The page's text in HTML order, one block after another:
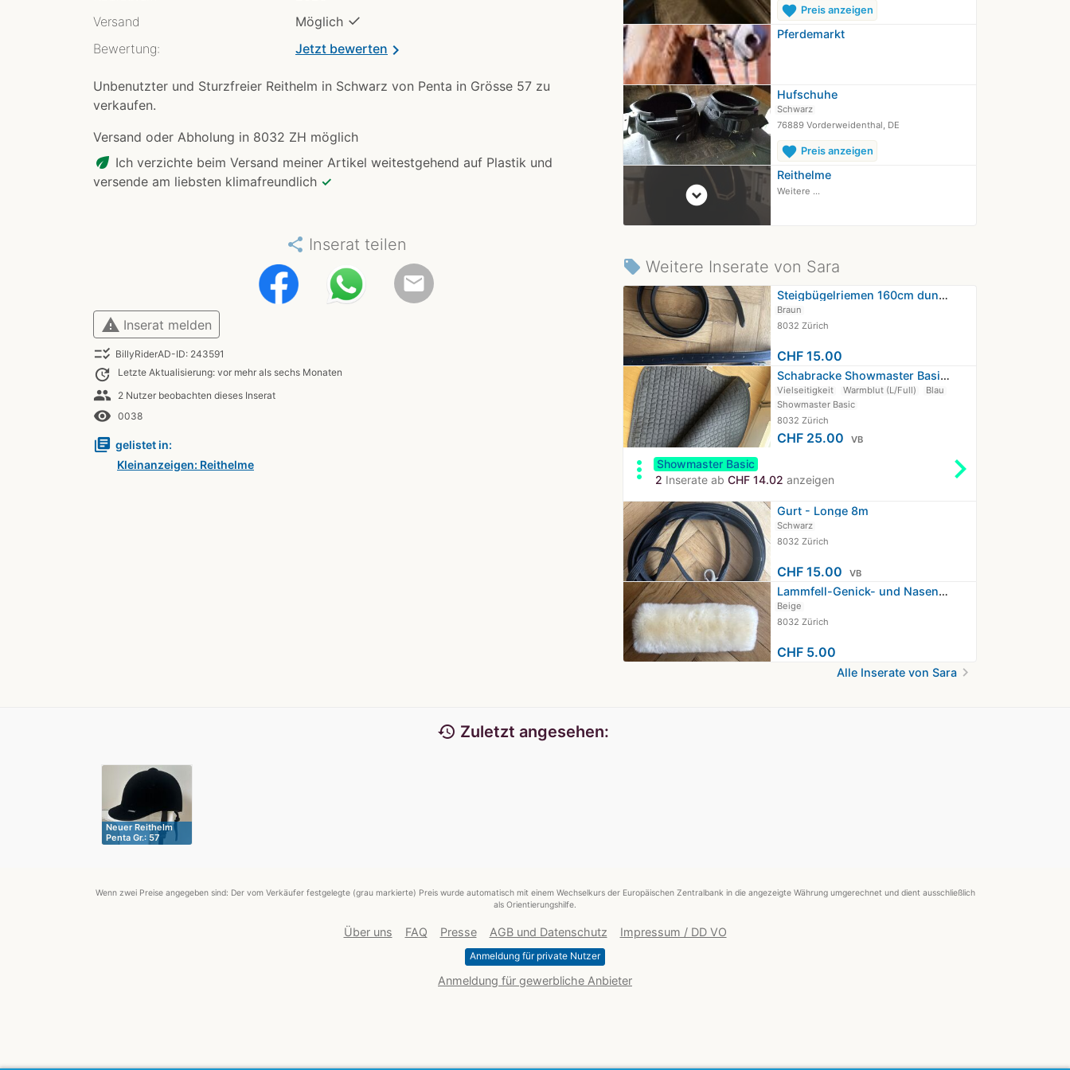
favorite Preis anzeigen
Pferdemarkt
Hufschuhe
Schwarz
76889 Vorderweidenthal, DE
favorite Preis anzeigen
expand_circle_down
Reithelme
Weitere ...
local_offer Weitere Inserate von Sara
Steigbügelriemen 160cm dunkelbraun,…
Braun
8032 Zürich
CHF 15.00
Schabracke Showmaster Basic VS
Vielseitigkeit Warmblut (L/Full)
Blau
Showmaster Basic
8032 Zürich
CHF 25.00 VB
more_vert
Showmaster Basic
2 Inserate ab CHF 14.02 anzeigen chevron_right
Gurt - Longe 8m
Schwarz
8032 Zürich
CHF 15.00 VB
Lammfell-Genick- und Nasenschoner
Beige
8032 Zürich
CHF 5.00
Alle Inserate von Sara chevron_right
Versand
Möglich ✓
Bewertung: Jetzt bewertenchevron_right
Unbenutzter und Sturzfreier Reithelm in Schwarz von Penta in Grösse 57 zu
verkaufen.
Versand oder Abholung in 8032 ZH möglich
eco Ich verzichte beim Versand meiner Artikel weitestgehend auf Plastik und
versende am liebsten klimafreundlich ✓
share Inserat teilen
email
warning Inserat melden
checklist_rtl BillyRiderAD-ID: 243591
update Letzte Aktualisierung: vor mehr als sechs Monaten
people 2 Nutzer beobachten dieses Inserat
remove_red_eye 0038
library_books gelistet in:
Kleinanzeigen: Reithelme
history Zuletzt angesehen:
Neuer Reithelm
Penta Gr.: 57
Wenn zwei Preise angegeben sind: Der vom Verkäufer festgelegte (grau markierte) Preis wurde automatisch mit einem Wechselkurs der Europäischen Zentralbank in die angezeigte Währung umgerechnet und dient ausschließlich
als Orientierungshilfe.
Über uns FAQ Presse AGB und Datenschutz Impressum / DD VO
Anmeldung für private Nutzer
Anmeldung für gewerbliche Anbieter